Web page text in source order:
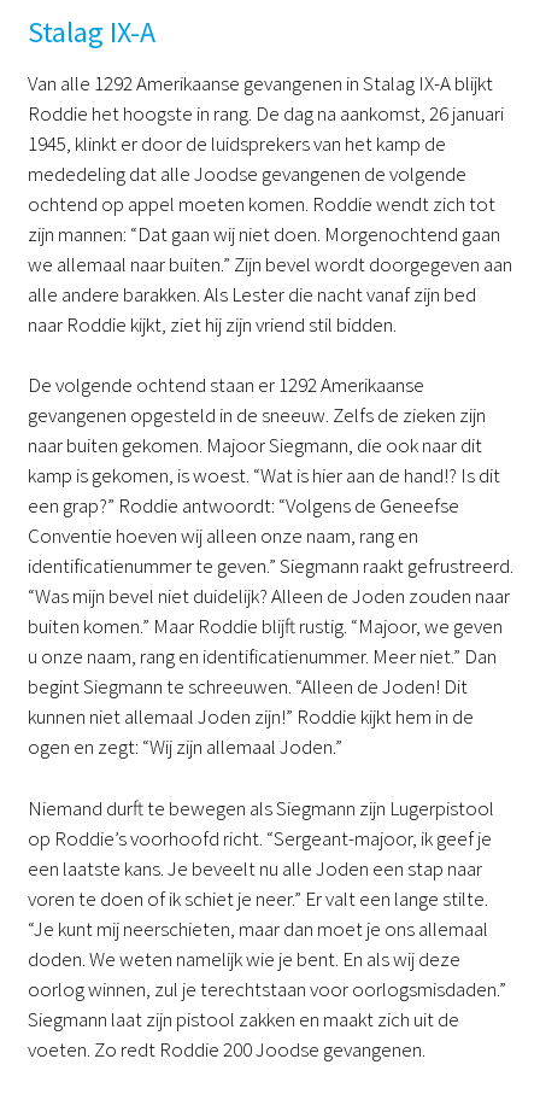
Stalag IX-A
Van alle 1292 Amerikaanse gevangenen in Stalag IX-A blijkt
Roddie het hoogste in rang. De dag na aankomst, 26 januari
1945, klinkt er door de luidsprekers van het kamp de
mededeling dat alle Joodse gevangenen de volgende
ochtend op appel moeten komen. Roddie wendt zich tot
zijn mannen: “Dat gaan wij niet doen. Morgenochtend gaan
we allemaal naar buiten.” Zijn bevel wordt doorgegeven aan
alle andere barakken. Als Lester die nacht vanaf zijn bed
naar Roddie kijkt, ziet hij zijn vriend stil bidden.
De volgende ochtend staan er 1292 Amerikaanse
gevangenen opgesteld in de sneeuw. Zelfs de zieken zijn
naar buiten gekomen. Majoor Siegmann, die ook naar dit
kamp is gekomen, is woest. “Wat is hier aan de hand!? Is dit
een grap?” Roddie antwoordt: “Volgens de Geneefse
Conventie hoeven wij alleen onze naam, rang en
identificatienummer te geven.” Siegmann raakt gefrustreerd.
“Was mijn bevel niet duidelijk? Alleen de Joden zouden naar
buiten komen.” Maar Roddie blijft rustig. “Majoor, we geven
u onze naam, rang en identificatienummer. Meer niet.” Dan
begint Siegmann te schreeuwen. “Alleen de Joden! Dit
kunnen niet allemaal Joden zijn!” Roddie kijkt hem in de
ogen en zegt: “Wij zijn allemaal Joden.”
Niemand durft te bewegen als Siegmann zijn Lugerpistool
op Roddie’s voorhoofd richt. “Sergeant-majoor, ik geef je
een laatste kans. Je beveelt nu alle Joden een stap naar
voren te doen of ik schiet je neer.” Er valt een lange stilte.
“Je kunt mij neerschieten, maar dan moet je ons allemaal
doden. We weten namelijk wie je bent. En als wij deze
oorlog winnen, zul je terechtstaan voor oorlogsmisdaden.”
Siegmann laat zijn pistool zakken en maakt zich uit de
voeten. Zo redt Roddie 200 Joodse gevangenen.